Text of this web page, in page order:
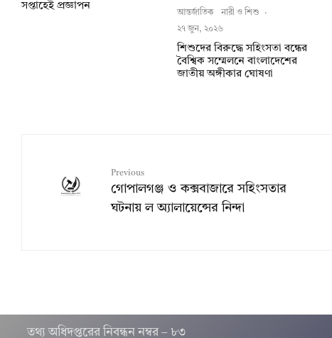
সপ্তাহেই প্রজ্ঞাপন
আন্তর্জাতিক নারী ও শিশু
·
২৭ জুন, ২০২৬
শিশুদের বিরুদ্ধে সহিংসতা বন্ধের
বৈশ্বিক সম্মেলনে বাংলাদেশের
জাতীয় অঙ্গীকার ঘোষণা
Previous
গোপালগঞ্জ ও কক্সবাজারে সহিংসতার
ঘটনায় ল অ্যালায়েন্সের নিন্দা
তথ‌্য অ‌ধিদপ্ত‌রের নিবন্ধন নম্বর – ৮৩